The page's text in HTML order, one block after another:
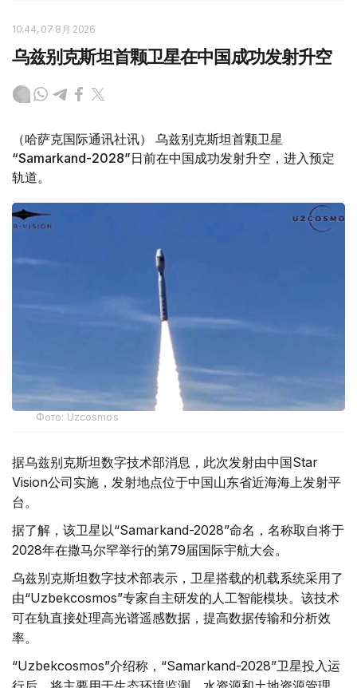
10:44, 07 8月 2026
乌兹别克斯坦首颗卫星在中国成功发射升空
（哈萨克国际通讯社讯） 乌兹别克斯坦首颗卫星
“Samarkand-2028”日前在中国成功发射升空，进入预定
轨道。
Фото: Uzcosmos
据乌兹别克斯坦数字技术部消息，此次发射由中国Star
Vision公司实施，发射地点位于中国山东省近海海上发射平
台。
据了解，该卫星以“Samarkand-2028”命名，名称取自将于
2028年在撒马尔罕举行的第79届国际宇航大会。
乌兹别克斯坦数字技术部表示，卫星搭载的机载系统采用了
由“Uzbekcosmos”专家自主研发的人工智能模块。该技术
可在轨直接处理高光谱遥感数据，提高数据传输和分析效
率。
“Uzbekcosmos”介绍称，“Samarkand-2028”卫星投入运